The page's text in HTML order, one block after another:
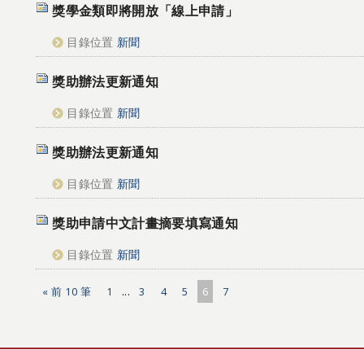
獎學金類即將開放「線上申請」
目錄位置 新聞
獎助辦法更新通知
目錄位置 新聞
獎助辦法更新通知
目錄位置 新聞
獎助申請中文計畫摘要填寫通知
目錄位置 新聞
« 前 10 筆 1 ... 3 4 5 6 7